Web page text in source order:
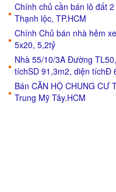
Chính chủ cần bán lô đất
Thạnh lộc, TP.HCM
Chính Chủ bán nhà hẻm
5x20, 5,2tỷ
Nhà 55/10/3A Đường
tíchSD 91,3m2, diện tíchĐ
Bán CĂN HỘ CHUNG CƯ
Trung Mỹ Tây.HCM